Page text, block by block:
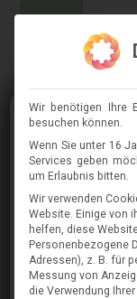
Wir benötigen Ihre
besuchen können.
Wenn Sie unter 16
Services geben
um Erlaubnis bitten.
Wir verwenden
Website. Einige von
helfen, diese
Personenbezogene
Adressen), z. B. für
Messung von
die Verwendung